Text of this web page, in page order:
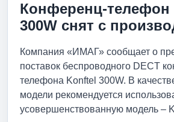
Конференц-телефон
300W снят с
Компания «ИМАГ» сообщает о
поставок беспроводного DECT
телефона Konftel 300W. В
модели рекомендуется
усовершенствованную модель –